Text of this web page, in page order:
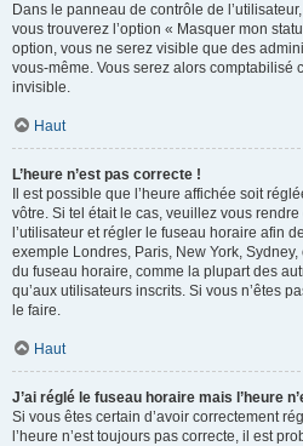
Dans le panneau de contrôle de
vous trouverez l’option « Masquer mon
option, vous ne serez visible que des
vous-même. Vous serez alors comptabilisé
invisible.
Haut
L’heure n’est pas correcte !
Il est possible que l’heure affichée soit
vôtre. Si tel était le cas, veuillez vous
l’utilisateur et régler le fuseau horaire afin
exemple Londres, Paris, New York,
du fuseau horaire, comme la plupart des
qu’aux utilisateurs inscrits. Si vous n’êtes
le faire.
Haut
J’ai réglé le fuseau horaire mais l’heure
Si vous êtes certain d’avoir correctement
l’heure n’est toujours pas correcte, il est